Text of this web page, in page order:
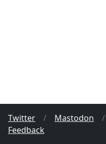
Twitter / Mastodon /
Feedback